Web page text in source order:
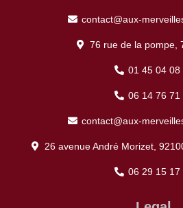
contact@aux-
76 rue de la pompe,
01 45 04 08
06 14 76 71
contact@aux-
26 avenue André Morizet,
06 29 15 17